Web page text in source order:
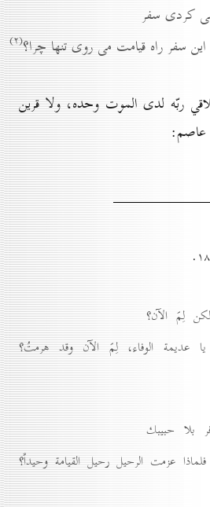
كردى سفر
اين سفر راه قيامت مى روى تنها چرا؟(۲)
ربّه لدى الموت وحده، ولا قرين
عاصم:
لِمَ الآن؟
يا عديمة الوفاء، لِمَ الآن وقد هرمتُ؟
بلا حبيبك
فلماذا عزمت الرحيل رحيل القيامة وحيداً؟